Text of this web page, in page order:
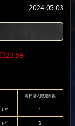
2024-05-03
23:59
每日購入限定回数
ト*1 1
ト*1 5